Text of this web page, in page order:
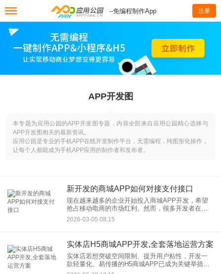
--免编程制作App 注册
APP开发图
本专题为应用公园的APP开发图专题，内容全部来自应用公园精心选择与
APP开发图相关的最新资讯。
应用公园是专业的手机APP在线开发制作平台，无需编程，纯图形化操作，
让每个人都能成为手机APP应用的制作者和发布者。
新开发的商城APP如何对接支付接口
现在越来越多的企业开始投入商城APP开发，希望
抢占移动电商的市场红利。然而，很多开发者在完
成APP功能搭建后，往往会卡在“支付接口对接”这一
步。支付接口的对接不仅关系到用户体验，更直接
2026-03-05 08:15
实体店H5商城APP开发,全套落地运营方案
实体店若想突破空间限制、提升用户粘性，开发一
款轻量化、易传播的H5商城APP已成为关键举措。
本文将从技术架构、功能设计、开发成本到运营策